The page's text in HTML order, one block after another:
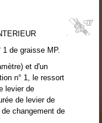
de graisse MP.
et d'un
n° 1, le ressort
levier de
de levier de
changement de